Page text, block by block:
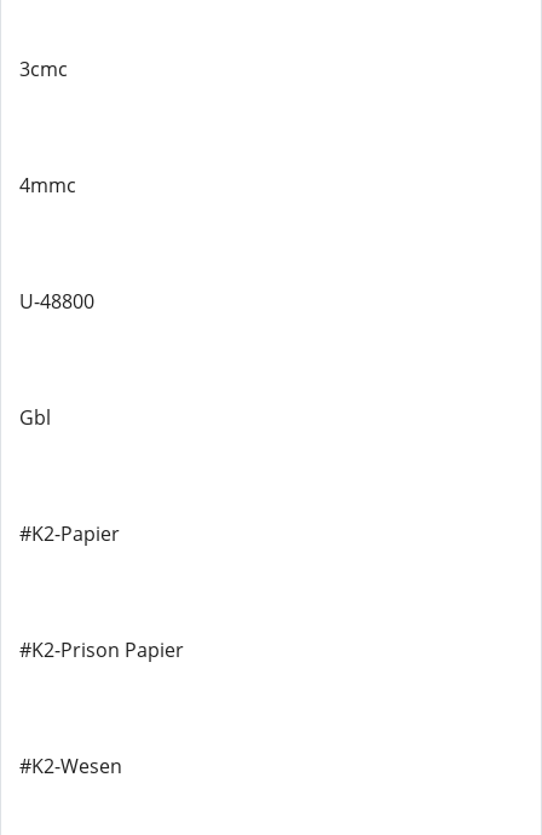
3cmc
4mmc
U-48800
Gbl
#K2-Papier
#K2-Prison Papier
#K2-Wesen